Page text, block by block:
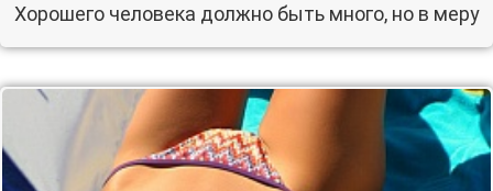
Хорошего человека должно быть много, но в меру